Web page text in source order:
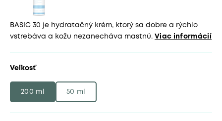
BASIC 30 je hydratačný krém, ktorý sa dobre a rýchlo
vstrebáva a kožu nezanecháva mastnú. Viac informácií
Veľkosť
200 ml 50 ml